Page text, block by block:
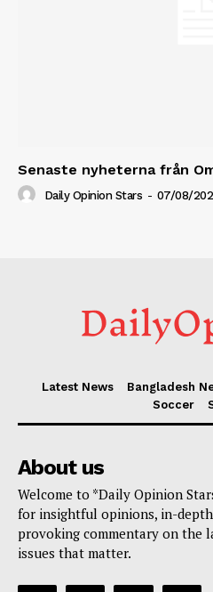
Senaste nyheterna från
Daily Opinion Stars - 07/08/
Latest News Bangladesh
Soccer
About us
Welcome to *Daily Opinion
for insightful opinions, in-
provoking commentary on the
issues that matter.